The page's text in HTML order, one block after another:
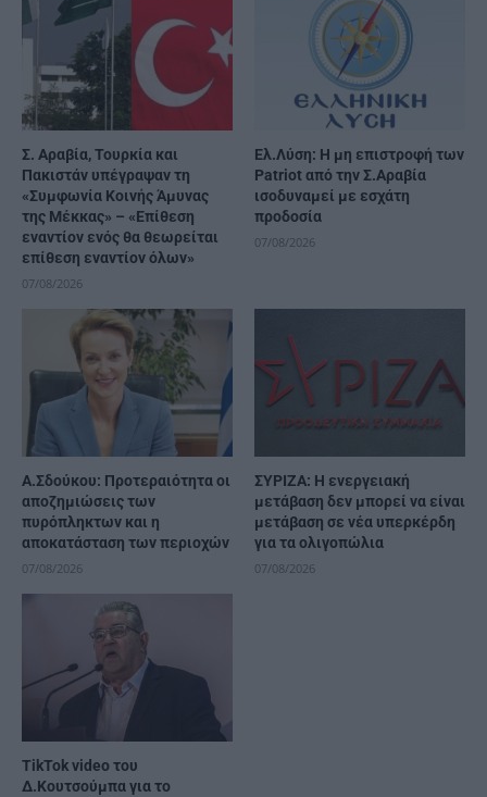
Σ. Αραβία, Τουρκία και
Πακιστάν υπέγραψαν τη
«Συμφωνία Κοινής Άμυνας
της Μέκκας» – «Επίθεση
εναντίον ενός θα θεωρείται
επίθεση εναντίον όλων»
07/08/2026
Ελ.Λύση: Η μη επιστροφή των
Patriot από την Σ.Αραβία
ισοδυναμεί με εσχάτη
προδοσία
07/08/2026
Α.Σδούκου: Προτεραιότητα οι
αποζημιώσεις των
πυρόπληκτων και η
αποκατάσταση των περιοχών
07/08/2026
ΣΥΡΙΖΑ: Η ενεργειακή
μετάβαση δεν μπορεί να είναι
μετάβαση σε νέα υπερκέρδη
για τα ολιγοπώλια
07/08/2026
TikTok video του
Δ.Κουτσούμπα για το